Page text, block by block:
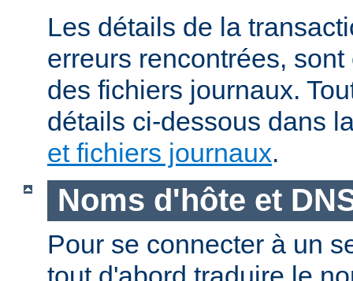
Les détails de la
erreurs rencontrées,
des fichiers journaux.
détails ci-dessous dans
et fichiers journaux.
Noms d'hôte et
Pour se connecter à un